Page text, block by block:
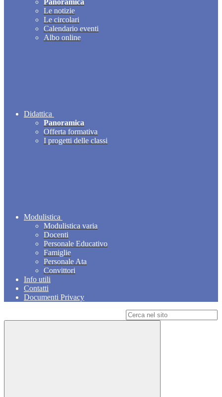
Panoramica
Le notizie
Le circolari
Calendario eventi
Albo online
Didattica
Panoramica
Offerta formativa
I progetti delle classi
Modulistica
Modulistica varia
Docenti
Personale Educativo
Famiglie
Personale Ata
Convittori
Info utili
Contatti
Documenti Privacy